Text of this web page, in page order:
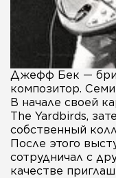
Джефф Бек —
композитор.
В начале своей
The Yardbirds,
собственный
После этого
сотрудничал с
качестве